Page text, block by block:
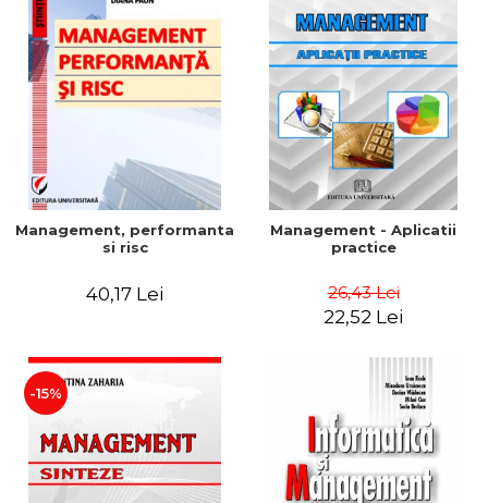
Management, performanta
si risc
40,17 Lei
Management - Aplicatii
practice
26,43 Lei
22,52 Lei
-15%